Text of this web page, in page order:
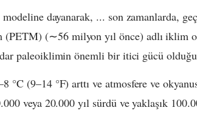
dayanarak, ... son zamanlarda,
(PETM) (∼56 milyon yıl önce) adlı iklim
paleoiklimin önemli bir itici gücü
°C (9–14 °F) arttı ve atmosfere ve
veya 20.000 yıl sürdü ve yaklaşık